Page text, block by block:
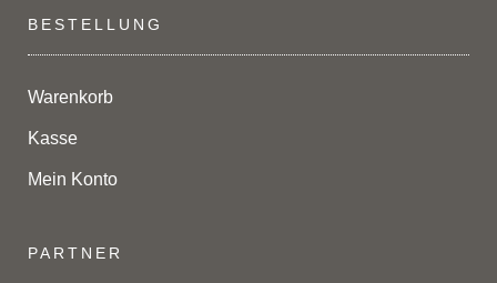
BESTELLUNG
Warenkorb
Kasse
Mein Konto
PARTNER